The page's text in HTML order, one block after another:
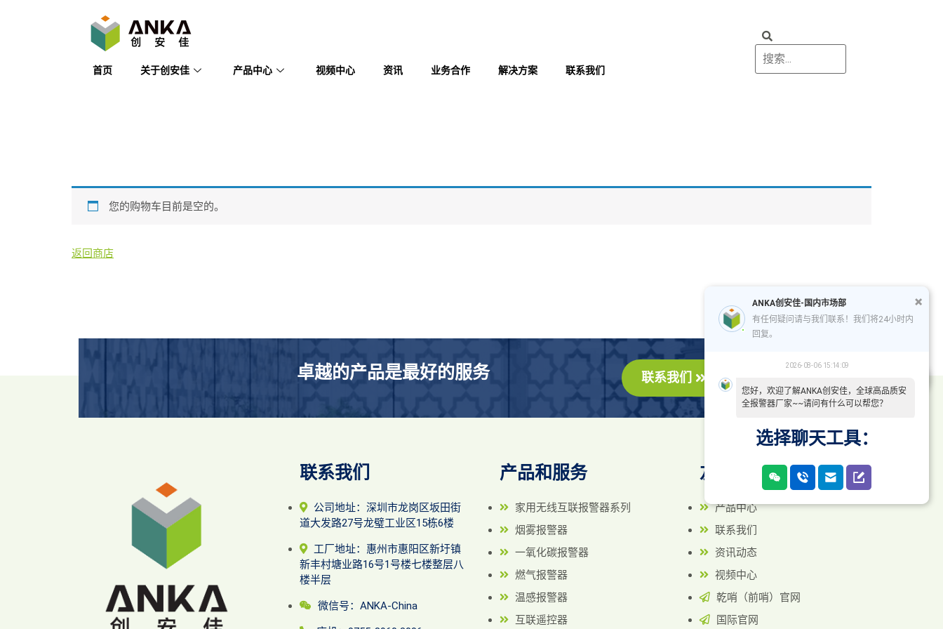
首页 关于创安佳 产品中心 视频中心 资讯 业务合作 解决方案 联系我们
您的购物车目前是空的。
返回商店
卓越的产品是最好的服务 联系我们
联系我们
公司地址：深圳市龙岗区坂田街
道大发路27号龙璧工业区15栋6楼
工厂地址：惠州市惠阳区新圩镇
新丰村塘业路16号1号楼七楼整层八
楼半层
微信号：ANKA-China
产品和服务
家用无线互联报警器系列
烟雾报警器
一氧化碳报警器
燃气报警器
温感报警器
互联遥控器
友情链接
产品中心
联系我们
资讯动态
视频中心
乾哨（前哨）官网
国际官网
ANKA创安佳-国内市场部
有任何疑问请与我们联系！我们将24小时内
回复。
2026-08-06 15:14:09
您好，欢迎了解ANKA创安佳，全球高品质安
全报警器厂家~~请问有什么可以帮您？
选择聊天工具：